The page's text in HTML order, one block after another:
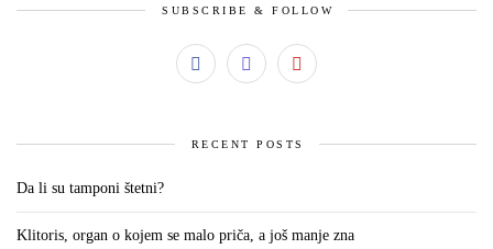
SUBSCRIBE & FOLLOW
RECENT POSTS
Da li su tamponi štetni?
Klitoris, organ o kojem se malo priča, a još manje zna